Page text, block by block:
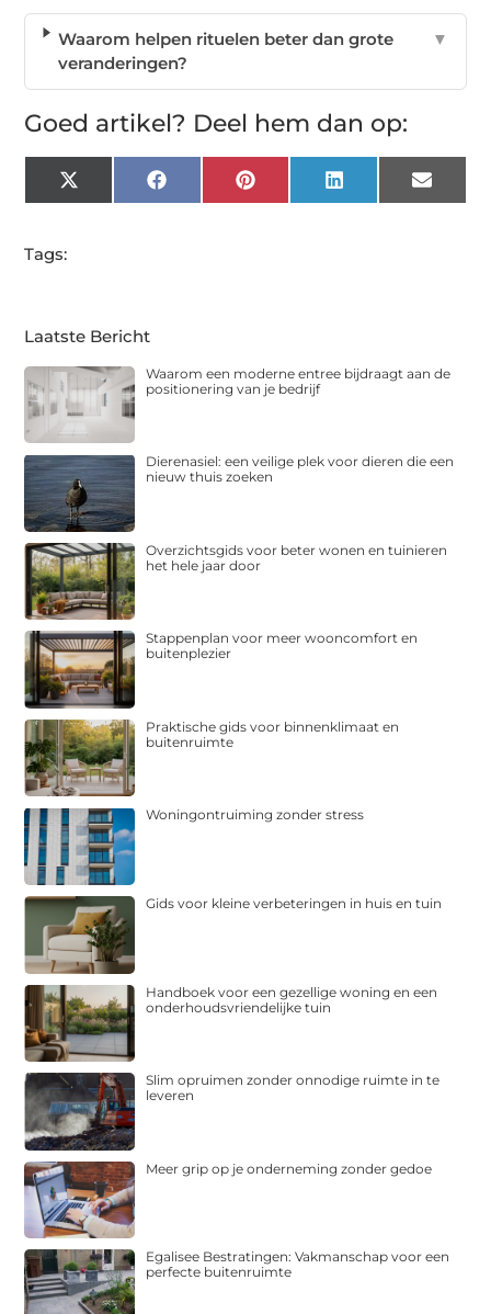
Waarom helpen rituelen beter dan grote
veranderingen?
▼
Goed artikel? Deel hem dan op:
X
(Twitter)
FacebookPinterest LinkedIn Email
Tags:
Laatste Bericht
Waarom een moderne entree bijdraagt aan de
positionering van je bedrijf
Dierenasiel: een veilige plek voor dieren die een
nieuw thuis zoeken
Overzichtsgids voor beter wonen en tuinieren
het hele jaar door
Stappenplan voor meer wooncomfort en
buitenplezier
Praktische gids voor binnenklimaat en
buitenruimte
Woningontruiming zonder stress
Gids voor kleine verbeteringen in huis en tuin
Handboek voor een gezellige woning en een
onderhoudsvriendelijke tuin
Slim opruimen zonder onnodige ruimte in te
leveren
Meer grip op je onderneming zonder gedoe
Egalisee Bestratingen: Vakmanschap voor een
perfecte buitenruimte